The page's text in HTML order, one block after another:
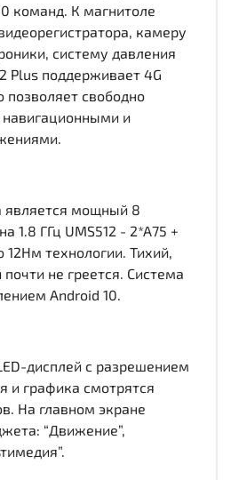
команд. К магнитоле
камеру
систему давления
Plus поддерживает 4G
позволяет свободно
навигационными и
является мощный 8
1.8 ГГц UMS512 - 2*A75 +
технологии. Тихий,
не греется. Система
Android 10.
дисплей c разрешением
и графика смотрятся
На главном экране
“Движение”,